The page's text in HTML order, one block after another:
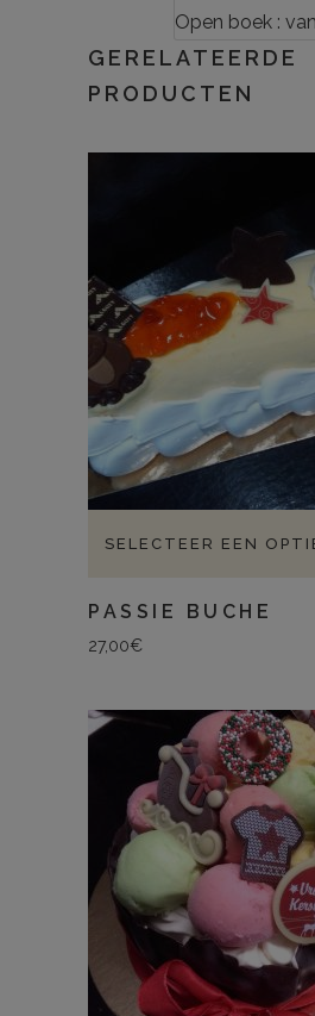
Open boek :
GERELATEERDE
PRODUCTEN
SELECTEER EEN
PASSIE BUCHE
27,00€